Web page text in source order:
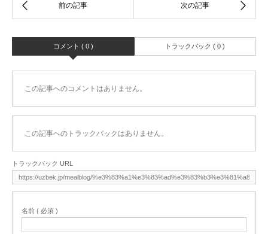
コメント ( 0 ) トラックバック ( 0 )
この記事へのコメントはありません。
この記事へのトラックバックはありません。
トラックバック URL
名前 ( 必須 )